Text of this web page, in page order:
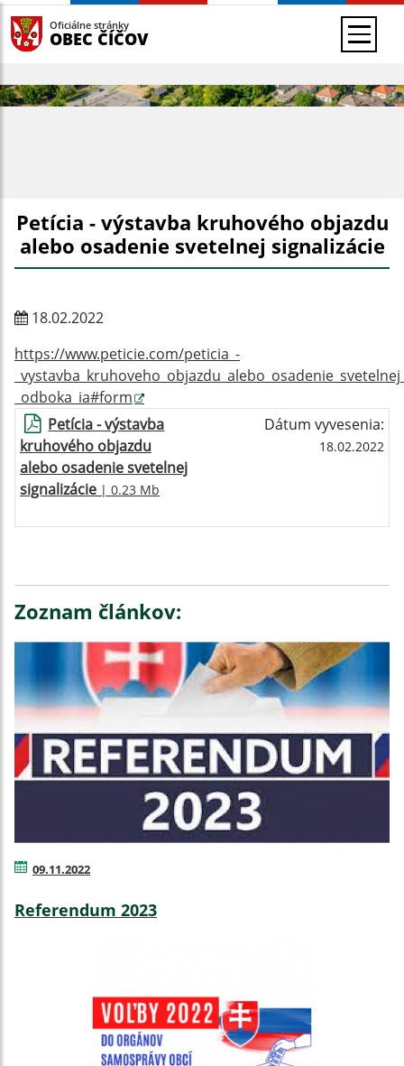
Oficiálne stránky
OBEC ČÍČOV
Petícia - výstavba kruhového objazdu
alebo osadenie svetelnej signalizácie
18.02.2022
https://www.peticie.com/peticia_-
_odboka_ia#form
Petícia - výstavba
kruhového objazdu
alebo osadenie svetelnej
signalizácie | 0.23 Mb
Dátum vyvesenia:
18.02.2022
Zoznam článkov:
09.11.2022
Referendum 2023